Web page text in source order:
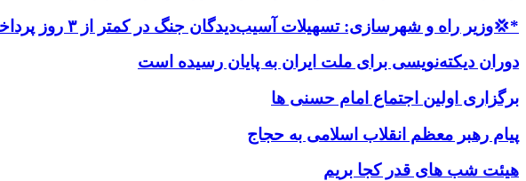
*💢وزیر راه و شهرسازی: تسهیلات آسیب‌دیدگان جنگ در کمتر از ۳ روز پرداخت شد*
دوران دیکته‌نویسی برای ملت ایران به پایان رسیده است
برگزاری اولین اجتماع امام حسنی ها
پیام رهبر معظم انقلاب اسلامی به حجاج
هیئت شب های قدر کجا بریم